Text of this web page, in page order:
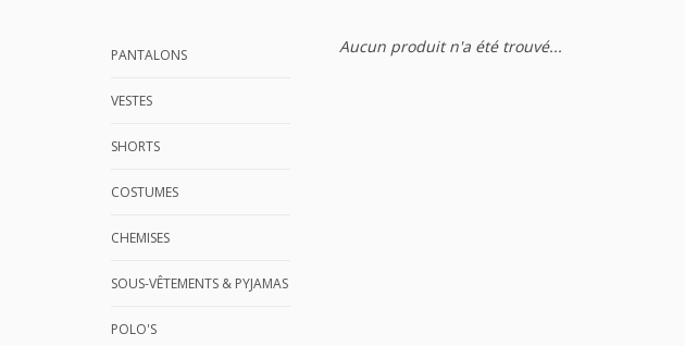
PANTALONS
VESTES
SHORTS
COSTUMES
CHEMISES
SOUS-VÊTEMENTS & PYJAMAS
POLO'S
Aucun produit n'a été trouvé...